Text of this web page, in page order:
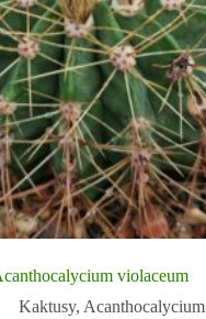
violaceum
Kaktusy,Acanthocalycium